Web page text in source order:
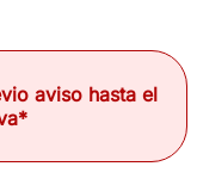
aviso hasta el